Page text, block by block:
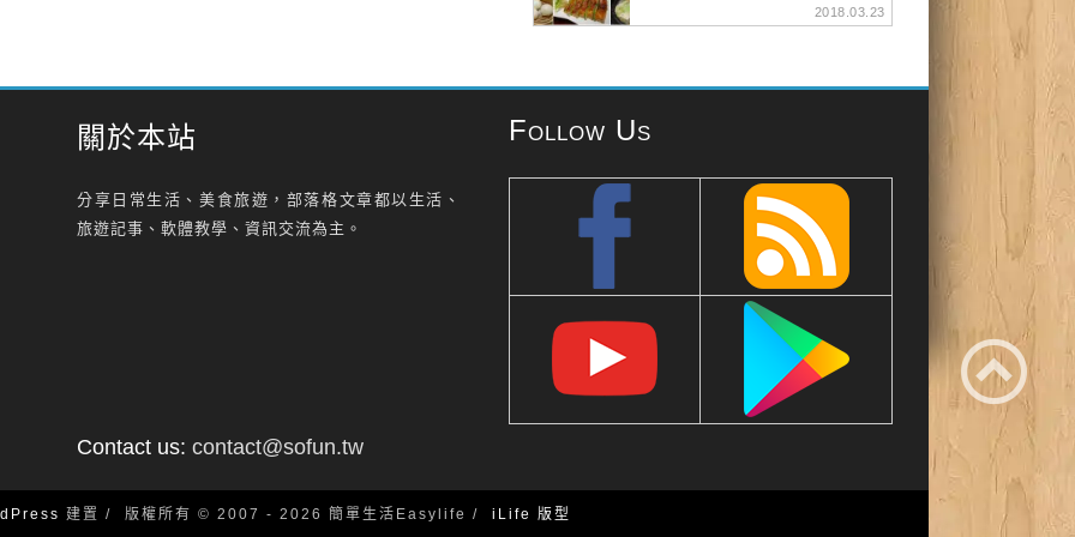
2018.03.23
關於本站
分享日常生活、美食旅遊，部落格文章都以生活、
旅遊記事、軟體教學、資訊交流為主。
Contact us: contact@sofun.tw
Follow Us
建置 版權所有 © 2007 - 2026 簡單生活Easylife iLife 版型